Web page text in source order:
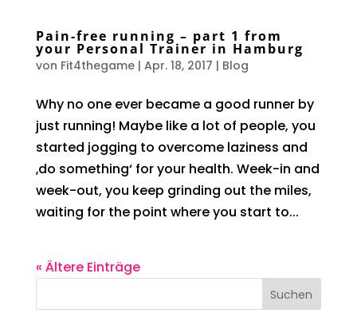
Pain-free running – part 1 from
your Personal Trainer in Hamburg
von Fit4thegame| Apr. 18, 2017 | Blog
Why no one ever became a good runner by
just running! Maybe like a lot of people, you
started jogging to overcome laziness and
‚do something‘ for your health. Week-in and
week-out, you keep grinding out the miles,
waiting for the point where you start to...
« Ältere Einträge
Suchen